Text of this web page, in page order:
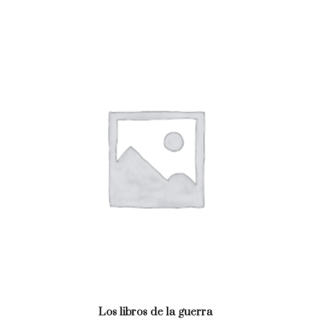
Los libros de la guerra